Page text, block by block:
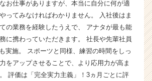
く
就
活
サ
ト
チ
ア
お仕事がありますが、本当に自分に何が適
ってみなければわかりません。 入社後はま
の業務を経験したうえで、 アナタが最も能
に携わっていただきます。 社長や先輩社員
実施。 スポーツと同様、練習の時間をしっ
をアップさせることで、より応用力が高ま
評価は「完全実力主義」！3ヵ月ごとに評